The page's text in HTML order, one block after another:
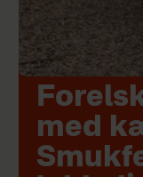
med